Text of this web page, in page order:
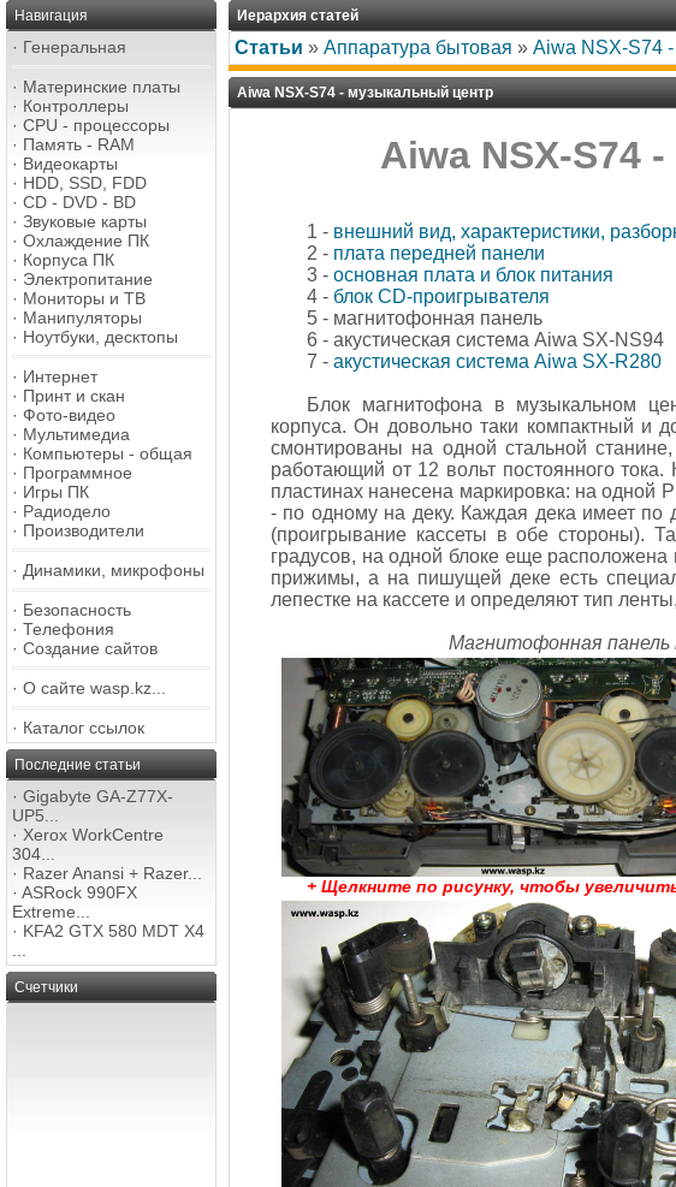
Навигация
· Генеральная
· Материнские платы
· Контроллеры
· CPU - процессоры
· Память - RAM
· Видеокарты
· HDD, SSD, FDD
· CD - DVD - BD
· Звуковые карты
· Охлаждение ПК
· Корпуса ПК
· Электропитание
· Мониторы и ТВ
· Манипуляторы
· Ноутбуки, десктопы
· Интернет
· Принт и скан
· Фото-видео
· Мультимедиа
· Компьютеры - общая
· Программное
· Игры ПК
· Радиодело
· Производители
· Динамики, микрофоны
· Безопасность
· Телефония
· Создание сайтов
· О сайте wasp.kz...
· Каталог ссылок
Последние статьи
· Gigabyte GA-Z77X-
UP5...
· Xerox WorkCentre
304...
· Razer Anansi + Razer...
· ASRock 990FX
Extreme...
· KFA2 GTX 580 MDT X4
Счетчики
Иерархия статей
Статьи » Аппаратура бытовая » Aiwa NSX-S74
Aiwa NSX-S74 - музыкальный центр
Aiwa NSX-S74
1 - внешний вид, характеристики,
2 - плата передней панели
3 - основная плата и блок питания
4 - блок CD-проигрывателя
5 - магнитофонная панель
6 - акустическая система Aiwa SX-NS94
7 - акустическая система Aiwa SX-R280
Блок магнитофона в музыкальном
корпуса. Он довольно таки компактный и
смонтированы на одной стальной
работающий от 12 вольт постоянного
пластинах нанесена маркировка: на одной
- по одному на деку. Каждая дека имеет
(проигрывание кассеты в обе стороны).
градусов, на одной блоке еще
прижимы, а на пишущей деке есть
лепестке на кассете и определяют тип
Магнитофонная панель
+ Щелкните по рисунку, чтобы